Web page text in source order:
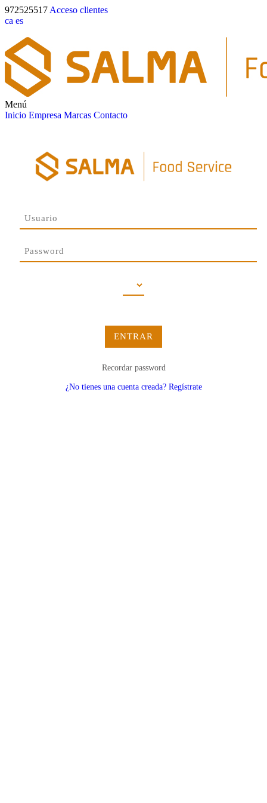
972525517 Acceso clientes
ca es
Menú
Inicio Empresa Marcas Contacto
ENTRAR
Recordar password
¿No tienes una cuenta creada? Regístrate